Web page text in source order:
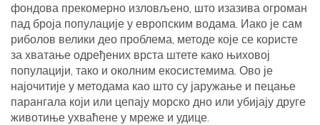
фондова прекомерно изловљено, што изазива огроман
пад броја популације у европским водама. Иако је сам
риболов велики део проблема, методе које се користе
за хватање одређених врста штете како њиховој
популацији, тако и околним екосистемима. Ово је
најочитије у методама као што су јаружање и пецање
парангала који или цепају морско дно или убијају друге
животиње ухваћене у мреже и удице.